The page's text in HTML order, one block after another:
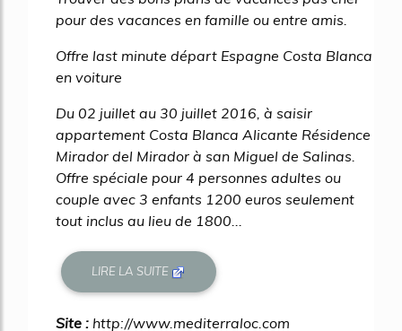
pour des vacances en famille ou entre amis.
Offre last minute départ Espagne Costa Blanca
en voiture
Du 02 juillet au 30 juillet 2016, à saisir
appartement Costa Blanca Alicante Résidence
Mirador del Mirador à san Miguel de Salinas.
Offre spéciale pour 4 personnes adultes ou
couple avec 3 enfants 1200 euros seulement
tout inclus au lieu de 1800...
LIRE LA SUITE
Site : http://www.mediterraloc.com